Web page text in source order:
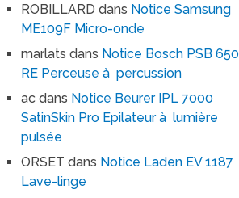
ROBILLARD dans Notice Samsung
ME109F Micro-onde
marlats dans Notice Bosch PSB 650
RE Perceuse à percussion
ac dans Notice Beurer IPL 7000
SatinSkin Pro Epilateur à lumière
pulsée
ORSET dans Notice Laden EV 1187
Lave-linge